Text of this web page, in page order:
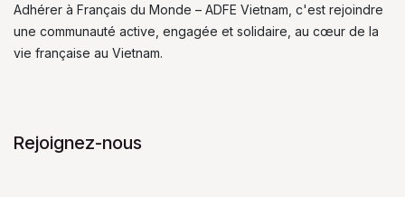
Adhérer à Français du Monde – ADFE Vietnam, c'est rejoindre
une communauté active, engagée et solidaire, au cœur de la
vie française au Vietnam.
Rejoignez-nous